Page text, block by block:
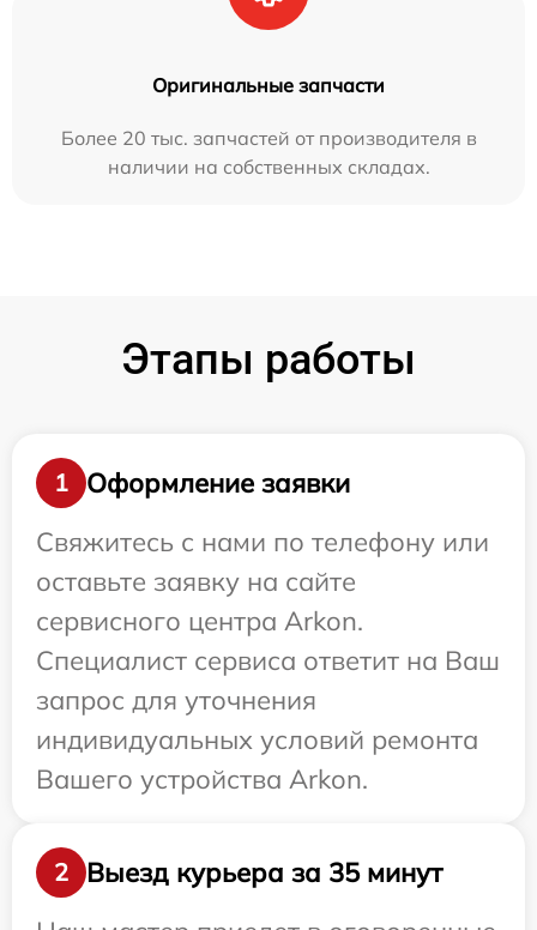
Оригинальные запчасти
Более 20 тыс. запчастей от производителя в
наличии на собственных складах.
Этапы работы
1
Оформление заявки
Свяжитесь с нами по телефону или
оставьте заявку на сайте
сервисного центра Arkon.
Специалист сервиса ответит на Ваш
запрос для уточнения
индивидуальных условий ремонта
Вашего устройства Arkon.
2
Выезд курьера за 35 минут